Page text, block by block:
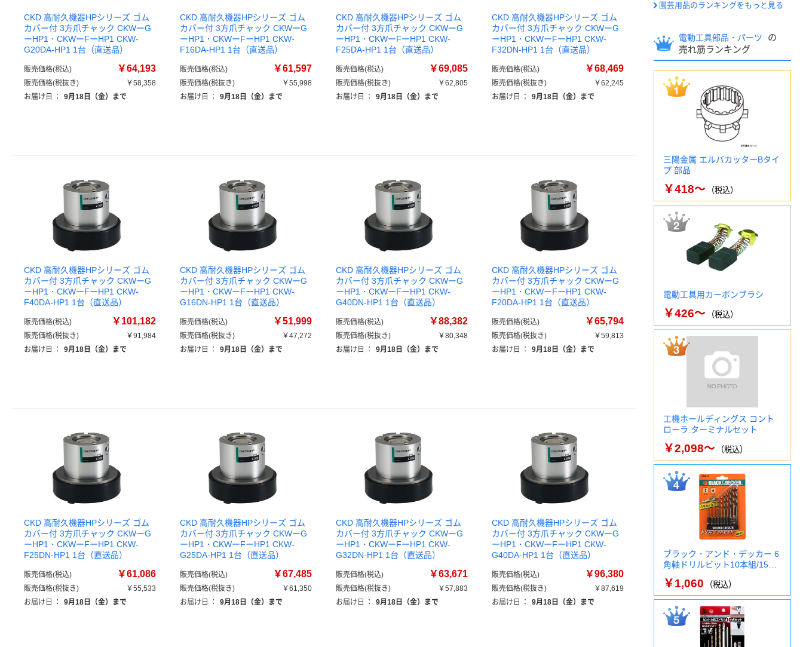
CKD 高耐久機器HPシリーズ ゴム
カバー付 3方爪チャック CKWーG
ーHP1・CKWーFーHP1 CKW-
G20DA-HP1 1台（直送品）
販売価格(税込) ￥64,193
販売価格(税抜き)
￥58,358
お届け日
： 9月18日（金）まで
CKD 高耐久機器HPシリーズ ゴム
カバー付 3方爪チャック CKWーG
ーHP1・CKWーFーHP1 CKW-
F16DA-HP1 1台（直送品）
販売価格(税込) ￥61,597
販売価格(税抜き)
￥55,998
お届け日
： 9月18日（金）まで
CKD 高耐久機器HPシリーズ ゴム
カバー付 3方爪チャック CKWーG
ーHP1・CKWーFーHP1 CKW-
F25DA-HP1 1台（直送品）
販売価格(税込) ￥69,085
販売価格(税抜き)
￥62,805
お届け日
： 9月18日（金）まで
CKD 高耐久機器HPシリーズ ゴム
カバー付 3方爪チャック CKWーG
ーHP1・CKWーFーHP1 CKW-
F32DN-HP1 1台（直送品）
販売価格(税込) ￥68,469
販売価格(税抜き)
￥62,245
お届け日
： 9月18日（金）まで
CKD 高耐久機器HPシリーズ ゴム
カバー付 3方爪チャック CKWーG
ーHP1・CKWーFーHP1 CKW-
F40DA-HP1 1台（直送品）
販売価格(税込) ￥101,182
販売価格(税抜き)
￥91,984
お届け日
： 9月18日（金）まで
CKD 高耐久機器HPシリーズ ゴム
カバー付 3方爪チャック CKWーG
ーHP1・CKWーFーHP1 CKW-
G16DN-HP1 1台（直送品）
販売価格(税込) ￥51,999
販売価格(税抜き)
￥47,272
お届け日
： 9月18日（金）まで
CKD 高耐久機器HPシリーズ ゴム
カバー付 3方爪チャック CKWーG
ーHP1・CKWーFーHP1 CKW-
G40DN-HP1 1台（直送品）
販売価格(税込) ￥88,382
販売価格(税抜き)
￥80,348
お届け日
： 9月18日（金）まで
CKD 高耐久機器HPシリーズ ゴム
カバー付 3方爪チャック CKWーG
ーHP1・CKWーFーHP1 CKW-
F20DA-HP1 1台（直送品）
販売価格(税込) ￥65,794
販売価格(税抜き)
￥59,813
お届け日
： 9月18日（金）まで
CKD 高耐久機器HPシリーズ ゴム
カバー付 3方爪チャック CKWーG
ーHP1・CKWーFーHP1 CKW-
F25DN-HP1 1台（直送品）
販売価格(税込) ￥61,086
販売価格(税抜き)
￥55,533
お届け日
： 9月18日（金）まで
CKD 高耐久機器HPシリーズ ゴム
カバー付 3方爪チャック CKWーG
ーHP1・CKWーFーHP1 CKW-
G25DA-HP1 1台（直送品）
販売価格(税込) ￥67,485
販売価格(税抜き)
￥61,350
お届け日
： 9月18日（金）まで
CKD 高耐久機器HPシリーズ ゴム
カバー付 3方爪チャック CKWーG
ーHP1・CKWーFーHP1 CKW-
G32DN-HP1 1台（直送品）
販売価格(税込) ￥63,671
販売価格(税抜き)
￥57,883
お届け日
： 9月18日（金）まで
CKD 高耐久機器HPシリーズ ゴム
カバー付 3方爪チャック CKWーG
ーHP1・CKWーFーHP1 CKW-
G40DA-HP1 1台（直送品）
販売価格(税込) ￥96,380
販売価格(税抜き)
￥87,619
お届け日
： 9月18日（金）まで
園芸用品のランキングをもっと見る
電動工具部品・パーツ
の
売れ筋ランキング
三陽金属 エルバカッターBタイ
プ 部品
￥418～ （税込）
電動工具用カーボンブラシ
￥426～ （税込）
工機ホールディングス コント
ローラ.ターミナルセット
￥2,098～ （税込）
ブラック・アンド・デッカー 6
角軸ドリルビット10本組/15…
￥1,060 （税込）